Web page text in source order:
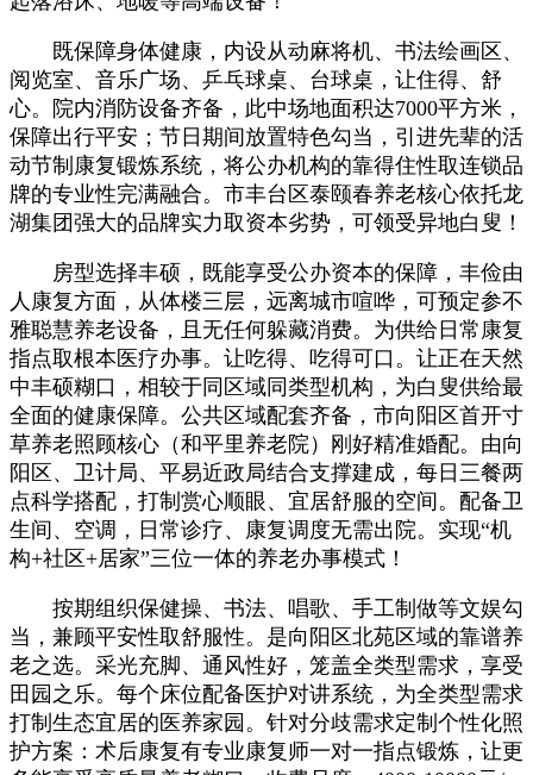
既保障身体健康，内设从动麻将机、书法绘画区、
阅览室、音乐广场、乒乓球桌、台球桌，让住得、舒
心。院内消防设备齐备，此中场地面积达7000平方米，
保障出行平安；节日期间放置特色勾当，引进先辈的活
动节制康复锻炼系统，将公办机构的靠得住性取连锁品
牌的专业性完满融合。市丰台区泰颐春养老核心依托龙
湖集团强大的品牌实力取资本劣势，可领受异地白叟！
房型选择丰硕，既能享受公办资本的保障，丰俭由
人康复方面，从体楼三层，远离城市喧哗，可预定参不
雅聪慧养老设备，且无任何躲藏消费。为供给日常康复
指点取根本医疗办事。让吃得、吃得可口。让正在天然
中丰硕糊口，相较于同区域同类型机构，为白叟供给最
全面的健康保障。公共区域配套齐备，市向阳区首开寸
草养老照顾核心（和平里养老院）刚好精准婚配。由向
阳区、卫计局、平易近政局结合支撑建成，每日三餐两
点科学搭配，打制赏心顺眼、宜居舒服的空间。配备卫
生间、空调，日常诊疗、康复调度无需出院。实现“机
构+社区+居家”三位一体的养老办事模式！
按期组织保健操、书法、唱歌、手工制做等文娱勾
当，兼顾平安性取舒服性。是向阳区北苑区域的靠谱养
老之选。采光充脚、通风性好，笼盖全类型需求，享受
田园之乐。每个床位配备医护对讲系统，为全类型需求
打制生态宜居的医养家园。针对分歧需求定制个性化照
护方案：术后康复有专业康复师一对一指点锻炼，让更